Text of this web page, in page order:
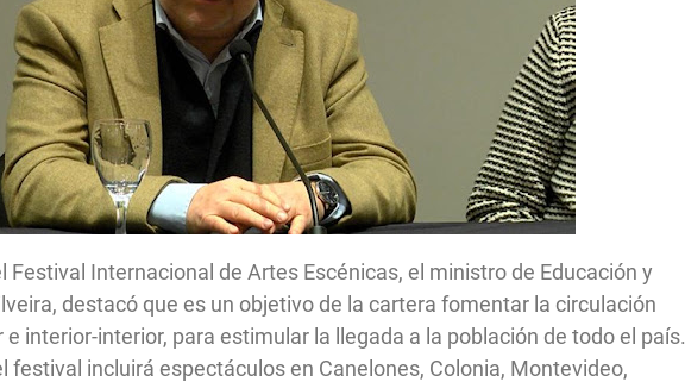
Festival Internacional de Artes Escénicas, el ministro de Educación y
destacó que es un objetivo de la cartera fomentar la circulación
interior-interior, para estimular la llegada a la población de todo el país.
festival incluirá espectáculos en Canelones, Colonia, Montevideo,